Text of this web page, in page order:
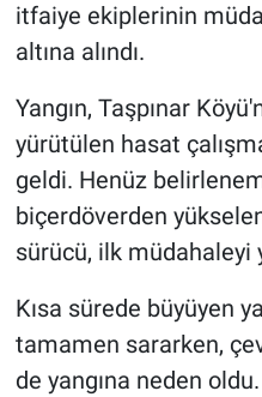
itfaiye ekiplerinin
altına alındı.
Yangın, Taşpınar
yürütülen hasat
geldi. Henüz
biçerdöverden
sürücü, ilk müdahaleyi
Kısa sürede büyüyen
tamamen sararken,
de yangına neden